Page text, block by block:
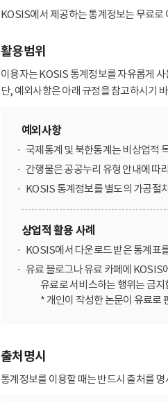
KOSIS에서 제공하는 통계정보는 무료로
활용범위
이용자는 KOSIS 통계정보를 자유롭게
단, 예외사항은 아래 규정을 참고하시기
예외사항
국제통계 및 북한통계는 비상업적
간행물은 공공누리 유형 안내에 따
KOSIS 통계정보를 별도의 가공절
상업적 활용 사례
KOSIS에서 다운로드 받은 통계표
유료 블로그나 유료 카페에 KOSIS
유료로 서비스하는 행위는 금지
* 개인이 작성한 논문이 유료로
출처명시
통계정보를 이용할 때는 반드시 출처를